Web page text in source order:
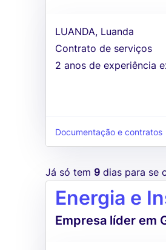
LUANDA, Luanda
Contrato de serviços
2 anos de experiência
Documentação e contratos
Já só tem 9 dias para se
Energia e
Empresa líder em